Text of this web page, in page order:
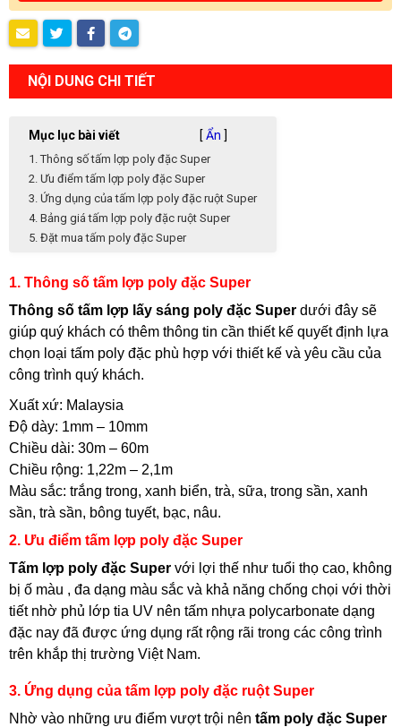
NỘI DUNG CHI TIẾT
Mục lục bài viết [ Ẩn ]
1. Thông số tấm lợp poly đặc Super
2. Ưu điểm tấm lợp poly đặc Super
3. Ứng dụng của tấm lợp poly đặc ruột Super
4. Bảng giá tấm lợp poly đặc ruột Super
5. Đặt mua tấm poly đặc Super
1. Thông số tấm lợp poly đặc Super
Thông số tấm lợp lấy sáng poly đặc Super dưới đây sẽ
giúp quý khách có thêm thông tin cần thiết kế quyết định lựa
chọn loại tấm poly đặc phù hợp với thiết kế và yêu cầu của
công trình quý khách.
Xuất xứ: Malaysia
Độ dày: 1mm – 10mm
Chiều dài: 30m – 60m
Chiều rộng: 1,22m – 2,1m
Màu sắc: trắng trong, xanh biển, trà, sữa, trong sần, xanh
sần, trà sần, bông tuyết, bạc, nâu.
2. Ưu điểm tấm lợp poly đặc Super
Tấm lợp poly đặc Super với lợi thế như tuổi thọ cao, không
bị ố màu , đa dạng màu sắc và khả năng chống chọi với thời
tiết nhờ phủ lớp tia UV nên tấm nhựa polycarbonate dạng
đặc nay đã được ứng dụng rất rộng rãi trong các công trình
trên khắp thị trường Việt Nam.
3. Ứng dụng của tấm lợp poly đặc ruột Super
Nhờ vào những ưu điểm vượt trội nên tấm poly đặc Super